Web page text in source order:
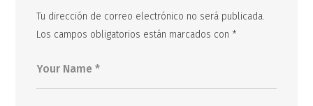
Tu dirección de correo electrónico no será publicada.
Los campos obligatorios están marcados con *